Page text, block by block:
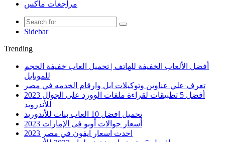
مراجعات ماكس
Sidebar
Trending
أفضل الألعاب الخفيفة للهاتف | تحميل العاب خفيفة الحجم
للموبايل
تعرف علي عناوين وتوكيلات ابل وارقام الخدمه في مصر
أفضل 5 تطبيقات لقراءة ملفات الوورد على الجوال 2023
للأندرويد
تحميل افضل 10 العاب بنات للأندوريد
أسعار جوالات أوبو فى الإمارات 2023
احدث اسعار ايفون في مصر 2023